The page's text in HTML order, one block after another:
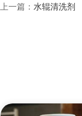
上一篇： 水辊清洗剂